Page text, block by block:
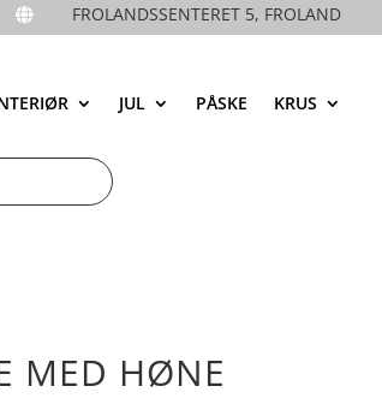
 FROLANDSSENTERET 5, FROLAND
JUL PÅSKE
KRUS
MED HØNE